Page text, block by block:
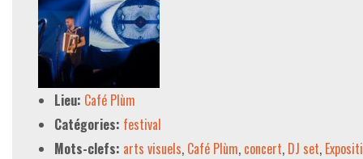
Lieu: Café Plùm
Catégories: festival
Mots-clefs: arts visuels, Café Plùm, concert, DJ set,